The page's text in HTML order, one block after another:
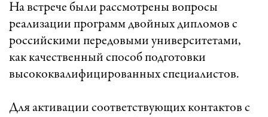
На встрече были рассмотрены вопросы
реализации программ двойных дипломов с
российскими передовыми университетами,
как качественный способ подготовки
высококвалифицированных специалистов.
Для активации соответствующих контактов с